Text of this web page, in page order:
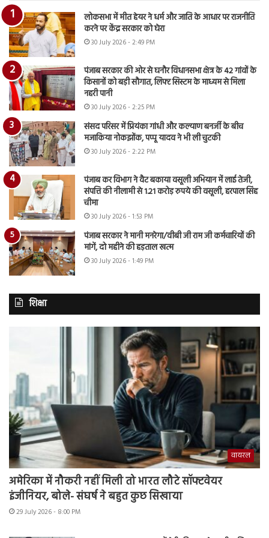
लोकसभा में मीत हेयर ने धर्म और जाति के आधार पर राजनीति
करने पर केंद्र सरकार को घेरा
30 July 2026 - 2:49 PM
पंजाब सरकार की ओर से घनौर विधानसभा क्षेत्र के 42 गांवों के
किसानों को बड़ी सौगात, लिफ्ट सिस्टम के माध्यम से मिला
नहरी पानी
30 July 2026 - 2:25 PM
संसद परिसर में प्रियंका गांधी और कल्याण बनर्जी के बीच
मजाकिया नोकझोंक, पप्पू यादव ने भी ली चुटकी
30 July 2026 - 2:22 PM
पंजाब कर विभाग ने वैट बकाया वसूली अभियान में लाई तेजी,
संपत्ति की नीलामी से 1.21 करोड़ रुपये की वसूली, हरपाल सिंह
चीमा
30 July 2026 - 1:53 PM
पंजाब सरकार ने मानी मनरेगा/वीबी जी राम जी कर्मचारियों की
मांगें, दो महीने की हड़ताल खत्म
30 July 2026 - 1:49 PM
शिक्षा
वायरल
अमेरिका में नौकरी नहीं मिली तो भारत लौटे सॉफ्टवेयर
इंजीनियर, बोले- संघर्ष ने बहुत कुछ सिखाया
29 July 2026 - 8:00 PM